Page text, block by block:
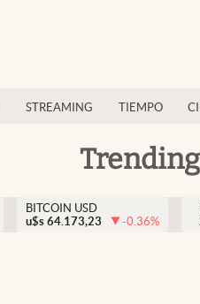
STREAMING TIEMPO
Trending
BITCOIN USD
u$s 64.173,23 -0.36%